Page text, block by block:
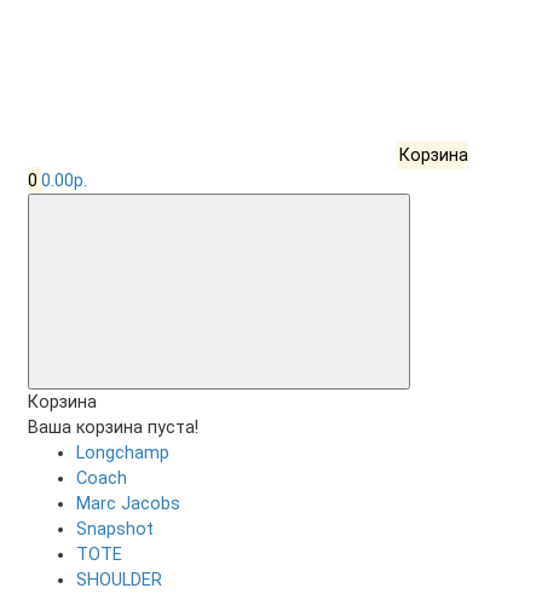
Корзина
0 0.00р.
Корзина
Ваша корзина пуста!
Longchamp
Coach
Marc Jacobs
Snapshot
TOTE
SHOULDER